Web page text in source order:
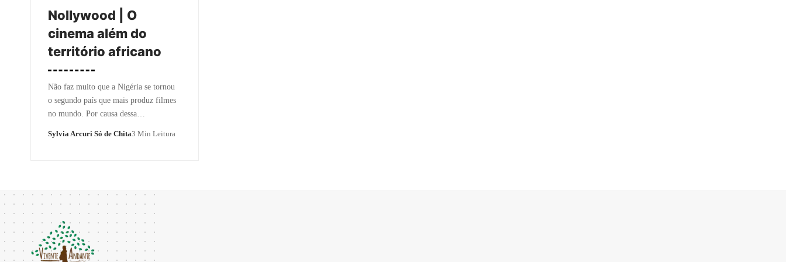
Nollywood | O
cinema além do
território africano
Não faz muito que a Nigéria se tornou
o segundo país que mais produz filmes
no mundo. Por causa dessa…
Sylvia Arcuri Só de Chita3 Min Leitura